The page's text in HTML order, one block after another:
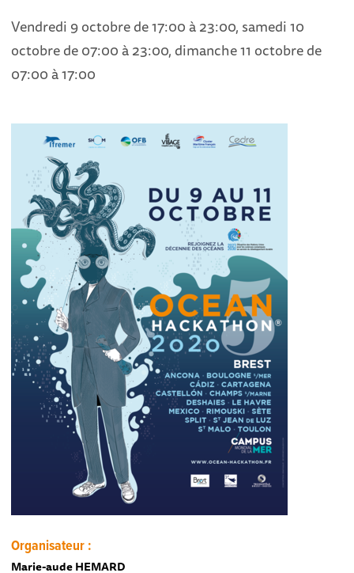
Vendredi 9 octobre de 17:00 à 23:00, samedi 10
octobre de 07:00 à 23:00, dimanche 11 octobre de
07:00 à 17:00
Organisateur :
Marie-aude HEMARD